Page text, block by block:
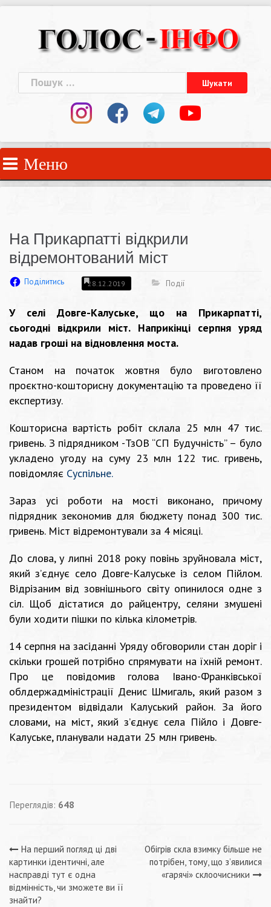
Пошук:
Меню
На Прикарпатті відкрили
відремонтований міст
Поділитись 28.12.2019 Події
У селі Довге-Калуське, що на Прикарпатті,
сьогодні відкрили міст. Наприкінці серпня уряд
надав гроші на відновлення моста.
Станом на початок жовтня було виготовлено
проєктно-кошторисну документацію та проведено її
експертизу.
Кошторисна вартість робіт склала 25 млн 47 тис.
гривень. З підрядником -ТзОВ “СП Будучність” – було
укладено угоду на суму 23 млн 122 тис. гривень,
повідомляє Суспільне.
Зараз усі роботи на мості виконано, причому
підрядник зекономив для бюджету понад 300 тис.
гривень. Міст відремонтували за 4 місяці.
До слова, у липні 2018 року повінь зруйновала міст,
який з’єднує село Довге-Калуське із селом Пійлом.
Відрізаним від зовнішнього світу опинилося одне з
сіл. Щоб дістатися до райцентру, селяни змушені
були ходити пішки по кілька кілометрів.
14 серпня на засіданні Уряду обговорили стан доріг і
скільки грошей потрібно спрямувати на їхній ремонт.
Про це повідомив голова Івано-Франківської
облдержадміністрації Денис Шмигаль, який разом з
президентом відвідали Калуський район. За його
словами, на міст, який з’єднує села Пійло і Довге-
Калуське, планували надати 25 млн гривень.
Переглядів: 648
Навігація
записів
На перший погляд ці дві
картинки ідентичні, але
насправді тут є одна
відмінність, чи зможете ви її
знайти?
Обігрів скла взимку більше не
потрібен, тому, що з’явилися
«гарячі» склоочисники